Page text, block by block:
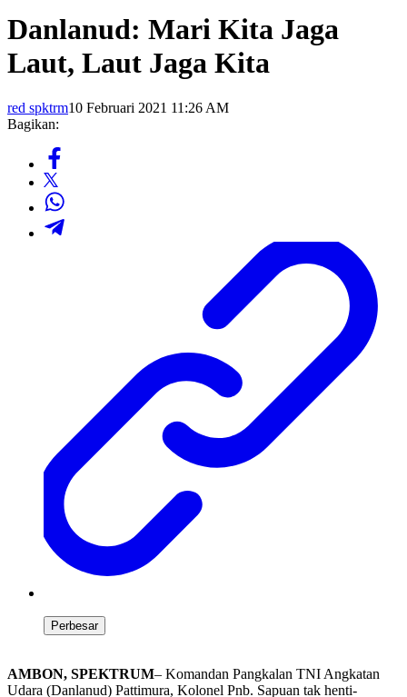
Danlanud: Mari Kita Jaga
Laut, Laut Jaga Kita
red spktrm10 Februari 2021 11:26 AM
Bagikan:
Perbesar
AMBON, SPEKTRUM– Komandan Pangkalan TNI Angkatan
Udara (Danlanud) Pattimura, Kolonel Pnb. Sapuan tak henti-